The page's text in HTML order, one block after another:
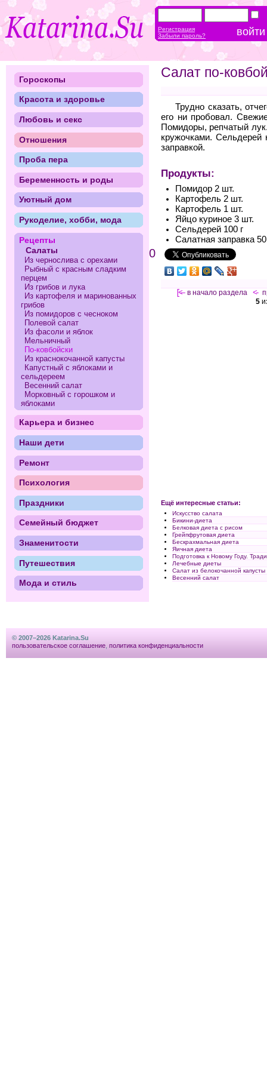
Салат по-
Трудно сказать,
его ни пробовал.
Помидоры, репчатый
кружочками. Сельдерей
заправкой.
Продукты:
Помидор 2 шт.
Картофель 2 шт.
Картофель 1 шт.
Яйцо куриное 3 шт.
Сельдерей 100 г
Салатная заправка 50
0
[<— в начало раздела <-
5
Ещё интересные статьи:
Искусство салата
Бикини-диета
Белковая диета с рисом
Грейпфрутовая диета
Бескрахмальная диета
Яичная диета
Подготовка к Новому Году.
Лечебные диеты
Салат из белокочанной
Весенний салат
Гороскопы
Красота и здоровье
Любовь и секс
Отношения
Проба пера
Беременность и роды
Уютный дом
Рукоделие, хобби, мода
Рецепты
Салаты
Из чернослива с орехами
Рыбный с красным сладким
перцем
Из грибов и лука
Из картофеля и маринованных
грибов
Из помидоров с чесноком
Полевой салат
Из фасоли и яблок
Мельничный
По-ковбойски
Из краснокочанной капусты
Капустный с яблоками и
сельдереем
Весенний салат
Морковный с горошком и
яблоками
Карьера и бизнес
Наши дети
Ремонт
Психология
Праздники
Семейный бюджет
Знаменитости
Путешествия
Мода и стиль
Регистрация
Забыли пароль?
© 2007–2026 Katarina.Su
пользовательское соглашение политика конфиденциальности